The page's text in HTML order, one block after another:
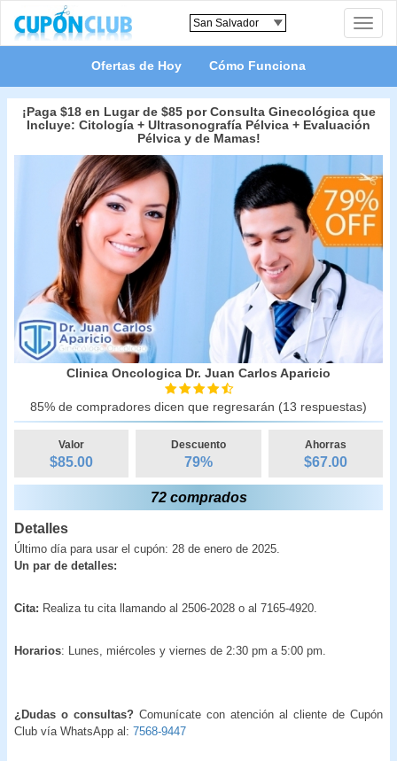
Toggle
Ofertas de Hoy Cómo Funciona
¡Paga $18 en Lugar de $85 por Consulta Ginecológica que
Incluye: Citología + Ultrasonografía Pélvica + Evaluación
Pélvica y de Mamas!
Clinica Oncologica Dr. Juan Carlos Aparicio
85% de compradores dicen que regresarán (13 respuestas)
Valor
$85.00
Descuento
79%
Ahorras
$67.00
72 comprados
Detalles
Último día para usar el cupón: 28 de enero de 2025.
Un par de detalles:
Cita: Realiza tu cita llamando al 2506-2028 o al 7165-4920.
Horarios: Lunes, miércoles y viernes de 2:30 pm a 5:00 pm.
¿Dudas o consultas? Comunícate con atención al cliente de Cupón
Club vía WhatsApp al: 7568-9447